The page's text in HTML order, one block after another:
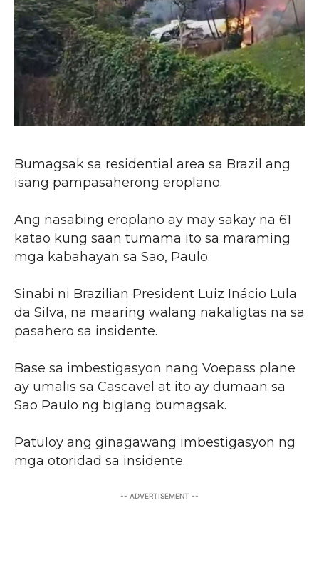
Bumagsak sa residential area sa Brazil ang
isang pampasaherong eroplano.
Ang nasabing eroplano ay may sakay na 61
katao kung saan tumama ito sa maraming
mga kabahayan sa Sao, Paulo.
Sinabi ni Brazilian President Luiz Inácio Lula
da Silva, na maaring walang nakaligtas na sa
pasahero sa insidente.
Base sa imbestigasyon nang Voepass plane
ay umalis sa Cascavel at ito ay dumaan sa
Sao Paulo ng biglang bumagsak.
Patuloy ang ginagawang imbestigasyon ng
mga otoridad sa insidente.
-- ADVERTISEMENT --